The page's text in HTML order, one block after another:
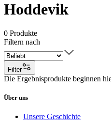
Hoddevik
0 Produkte
Filtern nach
Filter
Die Ergebnisprodukte beginnen
Über uns
Unsere Geschichte